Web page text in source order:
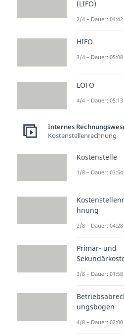
an der
kannst
Fertigung
er nur
Einzel-
Jetzt
die
(LIFO)
2/4 – Dauer: 04:42
HIFO
3/4 – Dauer: 05:08
LOFO
4/4 – Dauer: 05:13
Internes
Kostenstellenrechnung
Kostenstelle
1/8 – Dauer: 03:54
hnung
2/8 – Dauer: 04:28
Primär- und
3/8 – Dauer: 01:58
ungsbogen
4/8 – Dauer: 02:00